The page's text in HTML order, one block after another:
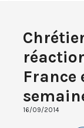
France
16/09/2014